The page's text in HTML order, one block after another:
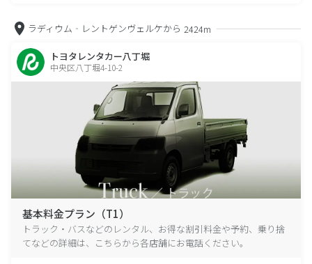
ラディウム‐レントゲンヴェルケから 2424m
トヨタレンタカー八丁堀
中央区八丁堀4-10-2
基本料金プラン（T1）
トラック・バスなどのレンタル、お得な割引料金や予約、乗り捨
てなどの詳細は、こちらから各店舗にお電話ください。